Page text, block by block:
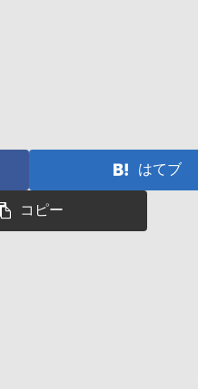
はてブ
コピー